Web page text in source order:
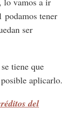
podamos tener
ser
tiene que
aplicarlo.
del